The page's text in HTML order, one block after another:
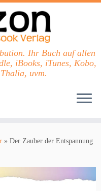
Ihr Buch auf allen
iBooks, iTunes, Kobo,
uvm.
» Der Zauber der Entspannung